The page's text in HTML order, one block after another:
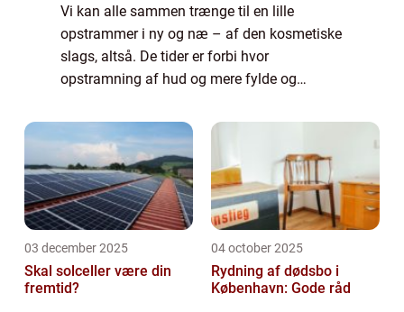
Vi kan alle sammen trænge til en lille
opstrammer i ny og næ – af den kosmetiske
slags, altså. De tider er forbi hvor
opstramning af hud og mere fylde og
dyre og langvarige skønhedsoperationer
med unaturlige r...
03 december 2025
Skal solceller være din
fremtid?
04 october 2025
Rydning af dødsbo i
København: Gode råd